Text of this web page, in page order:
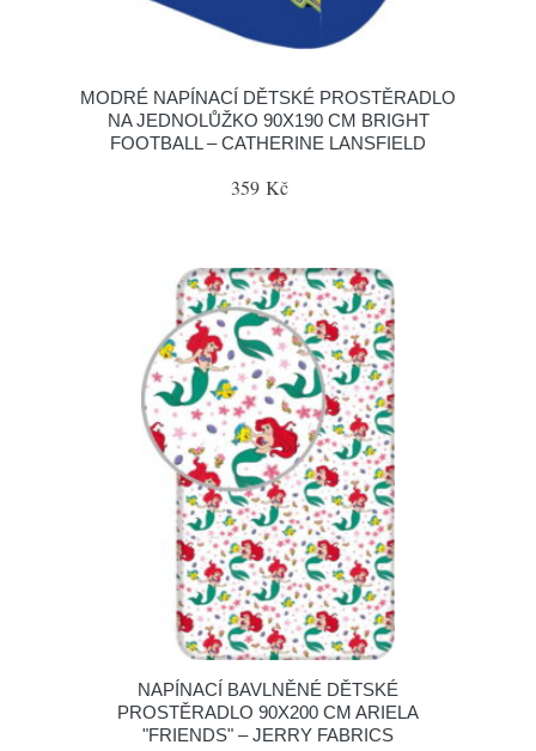
MODRÉ NAPÍNACÍ DĚTSKÉ PROSTĚRADLO
NA JEDNOLŮŽKO 90X190 CM BRIGHT
FOOTBALL – CATHERINE LANSFIELD
359 Kč
NAPÍNACÍ BAVLNĚNÉ DĚTSKÉ
PROSTĚRADLO 90X200 CM ARIELA
"FRIENDS" – JERRY FABRICS